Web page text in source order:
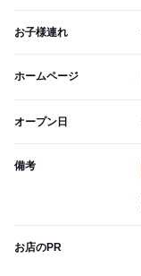
お子様連れ
ホームページ
オープン日
備考
お店のPR